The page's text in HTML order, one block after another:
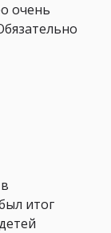
очень
итог